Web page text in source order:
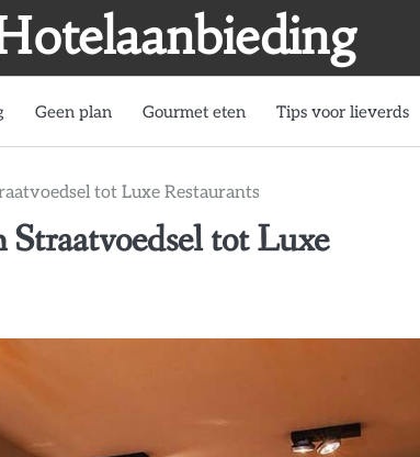
Geen plan Gourmet eten Tips voor lieverds
tot Luxe Restaurants
Straatvoedsel tot Luxe